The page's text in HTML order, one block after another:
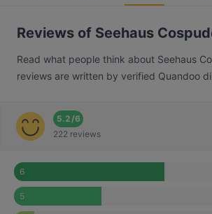
Reviews of Seehaus
Read what people think about Seehaus
reviews are written by verified Quandoo
5.2/6
222 reviews
6
5